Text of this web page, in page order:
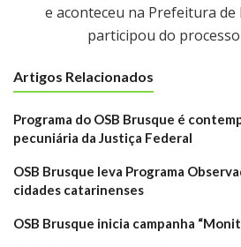
e aconteceu na Prefeitura de
participou do
Artigos Relacionados
Programa do OSB Brusque é
pecuniária da Justiça Federal
OSB Brusque leva Programa
cidades catarinenses
OSB Brusque inicia campanha